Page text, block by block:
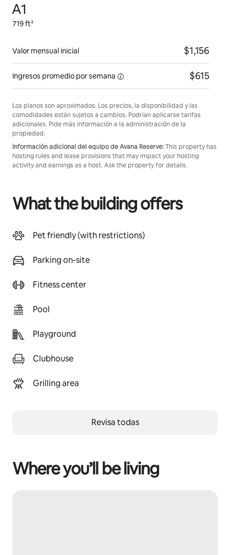
A1
719 ft²
Valor mensual inicial $1,156
Ingresos promedio por semana $615
Los planos son aproximados. Los precios, la disponibilidad y las
comodidades están sujetos a cambios. Podrían aplicarse tarifas
adicionales. Pide más información a la administración de la
propiedad.
Información adicional del equipo de Avana Reserve:This property has
hosting rules and lease provisions that may impact your hosting
activity and earnings as a host. Ask the property for details.
What the building offers
Pet friendly (with restrictions)
Parking on-site
Fitness center
Pool
Playground
Clubhouse
Grilling area
Revisa todas
Where you’ll be living